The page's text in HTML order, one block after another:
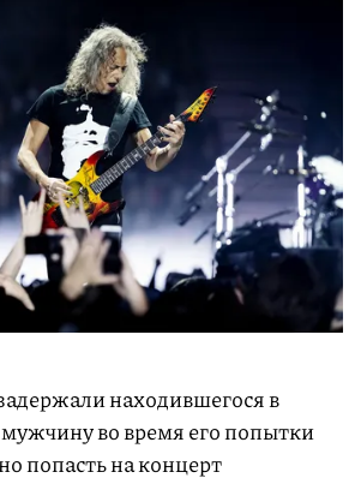
находившегося в
во время его попытки
попасть на концерт